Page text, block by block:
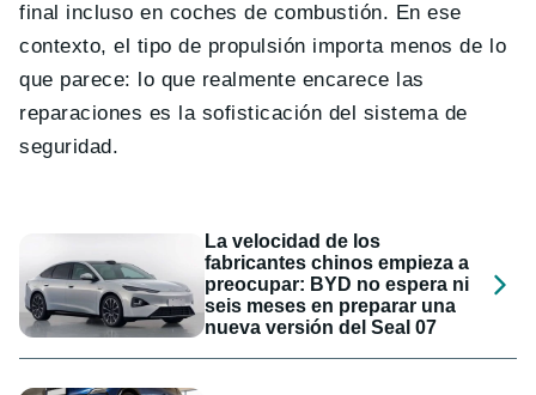
final incluso en coches de combustión. En ese
contexto, el tipo de propulsión importa menos de lo
que parece: lo que realmente encarece las
reparaciones es la sofisticación del sistema de
seguridad.
La velocidad de los
fabricantes chinos empieza a
preocupar: BYD no espera ni
seis meses en preparar una
nueva versión del Seal 07